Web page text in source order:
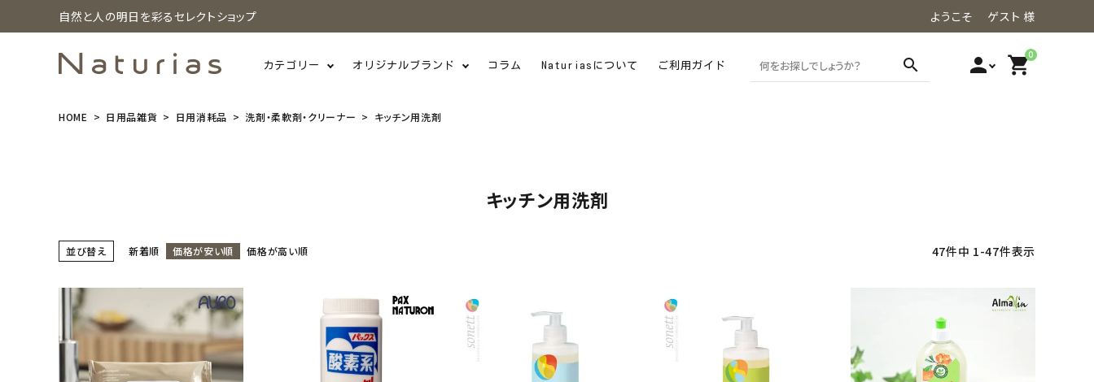
自然と人の明日を彩るセレクトショップ ようこそ ゲスト 様
カテゴリー オリジナルブランド コラム Naturiasについて ご利用ガイド search person 0
shopping_cart
カテゴリーから探す
美容・コスメ・香水
HOME 日用品雑貨 日用消耗品 洗剤・柔軟剤・クリーナー キッチン用洗剤
キッチン用洗剤
並び替え 新着順 価格が安い順 価格が高い順 47件中 1-47件表示